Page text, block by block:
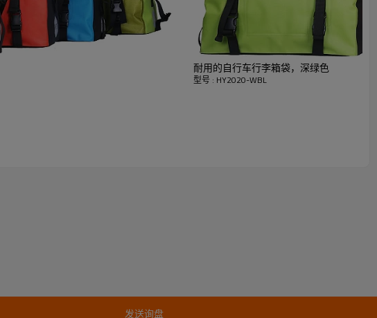
耐用的自行车行李箱袋，深绿色
型号 : HY2020-WBL
发送询盘